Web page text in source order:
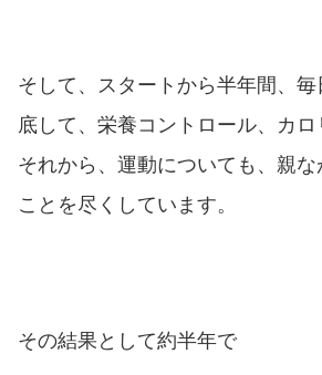
そして、スタートから半年間、
底して、栄養コントロール、カ
それから、運動についても、親
ことを尽くしています。
その結果として約半年で